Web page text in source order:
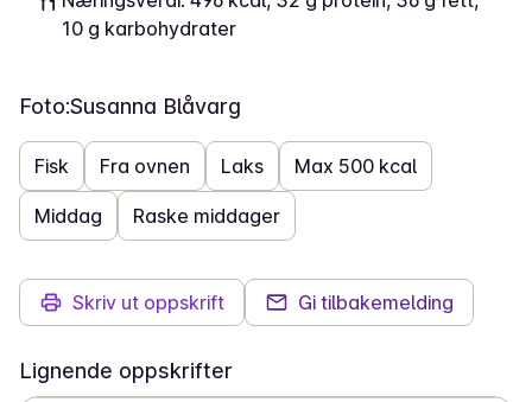
10 g karbohydrater
Foto:Susanna Blåvarg
Fisk Fra ovnen Laks Max 500 kcal
Middag Raske middager
Skriv ut oppskrift Gi tilbakemelding
Lignende oppskrifter